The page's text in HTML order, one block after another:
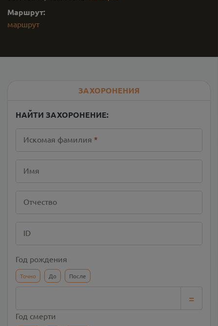
Маршрут:
маршрут
ЗАХОРОНЕНИЯ
НАЙТИ ЗАХОРОНЕНИЕ:
Искомая фамилия *
Имя
Отчество
ID
Год рождения
Точно До После
=
Год смерти